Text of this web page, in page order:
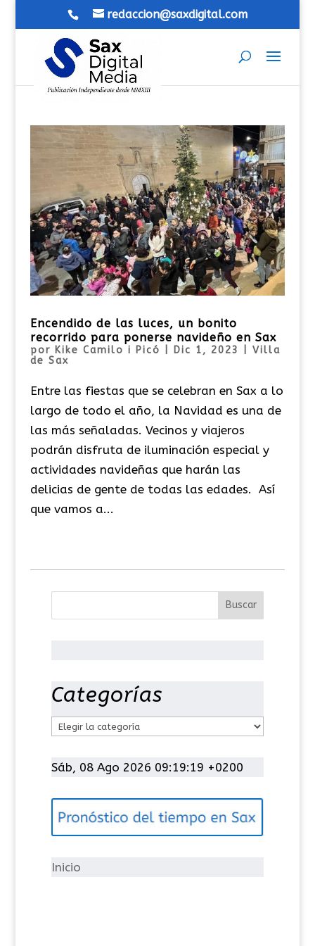
redaccion@saxdigital.com
Encendido de las luces, un bonito
recorrido para ponerse navideño en Sax
por Kike Camilo i Picó Dic 1, 2023
Villa
de Sax
Entre las fiestas que se celebran en Sax a lo
largo de todo el año, la Navidad es una de
las más señaladas. Vecinos y viajeros
podrán disfruta de iluminación especial y
actividades navideñas que harán las
delicias de gente de todas las edades. Así
que vamos a...
Categorías
t
g
í
Sáb, 08 Ago 2026 09:19:19 +0200
Inicio